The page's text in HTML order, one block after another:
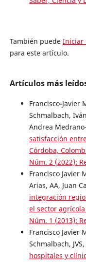
También puede Iniciar
para este artículo.
Artículos más
Francisco-Javier
Schmalbach,
Andrea
satisfacción
Córdoba,
Núm. 2 (2022):
Francisco Javier
Arias, AA, Juan
integración
el sector agrícola
Núm. 1 (2013):
Francisco Javier
Schmalbach, JVS,
hospitales y